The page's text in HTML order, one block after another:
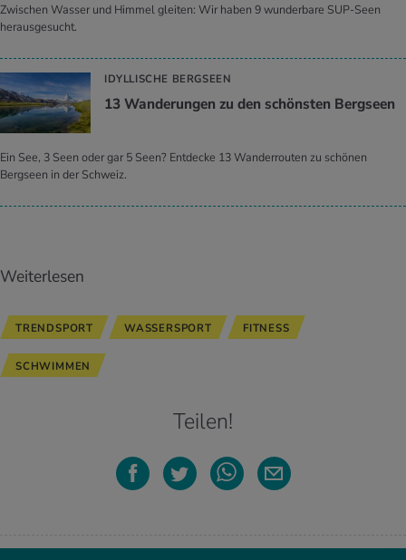
Zwischen Wasser und Himmel gleiten: Wir haben 9 wunderbare SUP-Seen
herausgesucht.
IDYLLISCHE BERGSEEN
13 Wan­de­run­gen zu den schöns­ten Berg­se­en
Ein See, 3 Seen oder gar 5 Seen? Entdecke 13 Wanderrouten zu schönen
Bergseen in der Schweiz.
Weiterlesen
TRENDSPORT WASSERSPORT FITNESS
SCHWIMMEN
Teilen!